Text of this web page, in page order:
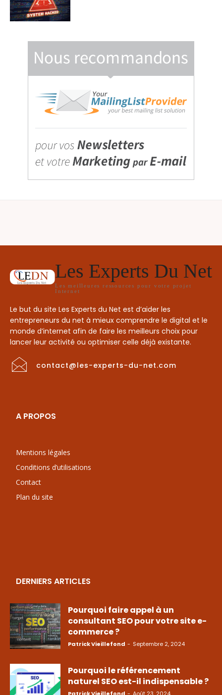
Les Experts Du Net
Les meilleures ressources pour votre projet
Internet
Le but du site Les Experts du Net est d’aider les
entrepreneurs du net à mieux comprendre le digital et le
monde d’internet afin de faire les meilleurs choix pour
lancer leur activité ou optimiser celle déjà existante.
contact@les-experts-du-net.com
A PROPOS
Mentions légales
Conditions d’utilisations
Contact
Plan du site
DERNIERS ARTICLES
Pourquoi faire appel à un
consultant SEO pour votre site e-
commerce ?
Patrick Vieillefond - Septembre 2, 2024
Pourquoi le référencement
naturel SEO est-il indispensable ?